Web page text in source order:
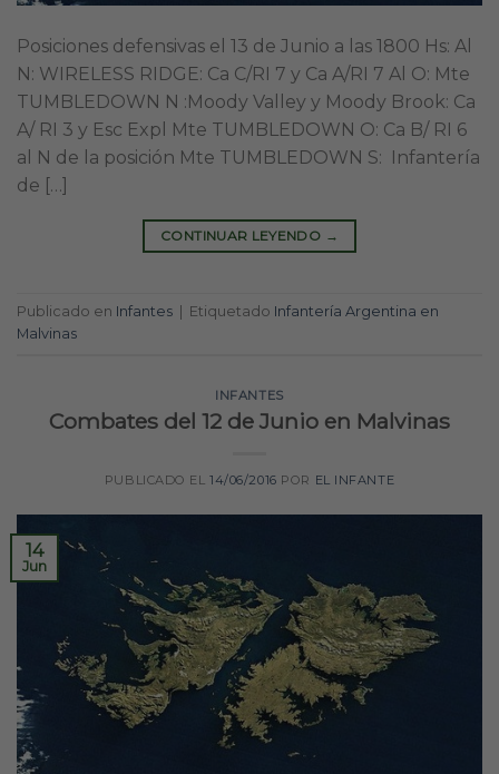
Posiciones defensivas el 13 de Junio a las 1800 Hs: Al
N: WIRELESS RIDGE: Ca C/RI 7 y Ca A/RI 7 Al O: Mte
TUMBLEDOWN N :Moody Valley y Moody Brook: Ca
A/ RI 3 y Esc Expl Mte TUMBLEDOWN O: Ca B/ RI 6
al N de la posición Mte TUMBLEDOWN S: Infantería
de […]
CONTINUAR LEYENDO →
Publicado en Infantes Etiquetado Infantería Argentina en
Malvinas
INFANTES
Combates del 12 de Junio en Malvinas
PUBLICADO EL14/06/2016 POR EL INFANTE
14
Jun